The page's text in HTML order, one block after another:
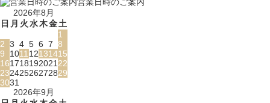
2026年8月
日 月 火水木金土
1
2 3 4 5 6 7 8
9
1011 12131415
161718192021 22
23242526272829
3031
2026年9月